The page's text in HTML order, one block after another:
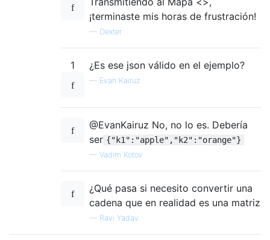
¡terminaste mis horas de frustración!
— Dexter
1 ¿Es ese json válido en el ejemplo?
— Evan Kairuz
@EvanKairuz No, no lo es. Debería
ser {"k1":"apple","k2":"orange"}
— Vadim Kotov
¿Qué pasa si necesito convertir una
cadena que en realidad es una matriz
— Ravi Yadav